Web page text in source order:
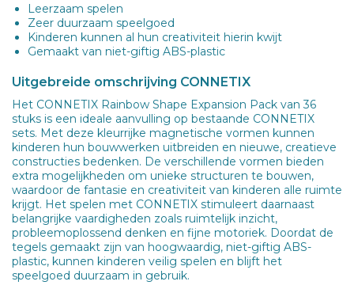
Leerzaam spelen
Zeer duurzaam speelgoed
Kinderen kunnen al hun creativiteit hierin kwijt
Gemaakt van niet-giftig ABS-plastic
Uitgebreide omschrijving CONNETIX
Het CONNETIX Rainbow Shape Expansion Pack van 36
stuks is een ideale aanvulling op bestaande CONNETIX
sets. Met deze kleurrijke magnetische vormen kunnen
kinderen hun bouwwerken uitbreiden en nieuwe, creatieve
constructies bedenken. De verschillende vormen bieden
extra mogelijkheden om unieke structuren te bouwen,
waardoor de fantasie en creativiteit van kinderen alle ruimte
krijgt. Het spelen met CONNETIX stimuleert daarnaast
belangrijke vaardigheden zoals ruimtelijk inzicht,
probleemoplossend denken en fijne motoriek. Doordat de
tegels gemaakt zijn van hoogwaardig, niet-giftig ABS-
plastic, kunnen kinderen veilig spelen en blijft het
speelgoed duurzaam in gebruik.